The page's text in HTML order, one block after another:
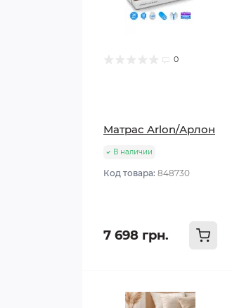
0
Матрас Arlon/Арлон
В наличии
Код товара: 848730
7 698 грн.